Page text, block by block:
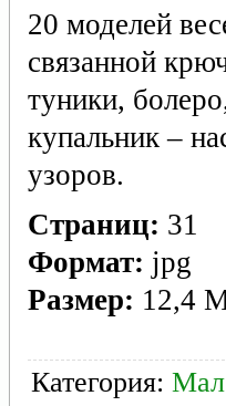
20 моделей
связанной
туники,
купальник –
узоров.
Страниц: 31
Формат: jpg
Размер: 12,4
Категория: